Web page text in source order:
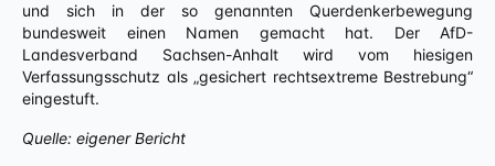
und sich in der so genannten Querdenkerbewegung
bundesweit einen Namen gemacht hat. Der AfD-
Landesverband Sachsen-Anhalt wird vom hiesigen
Verfassungsschutz als „gesichert rechtsextreme Bestrebung“
eingestuft.
Quelle: eigener Bericht